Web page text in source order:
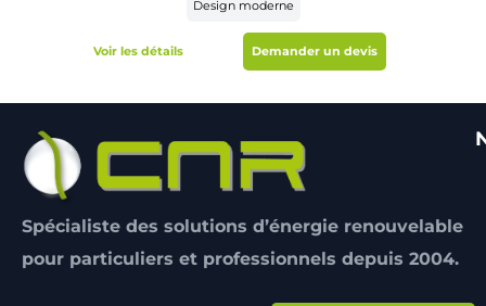
Design moderne
Voir les détails Demander un devis
Spécialiste des solutions d’énergie renouvelable
pour particuliers et professionnels depuis 2004.